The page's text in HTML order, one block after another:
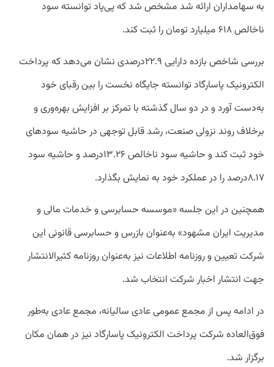
به سهامداران ارائه شد مشخص شد که پی‌پاد توانسته سود
ناخالص ۶۱۸ میلیارد تومان را ثبت کند.
بررسی شاخص بازده دارایی ۲۲.۹درصدی نشان می‌دهد که پرداخت
الکترونیک پاسارگاد توانسته جایگاه نخست را بین رقبای خود
به‌دست آورد و در دو سال گذشته با تمرکز بر افزایش بهره‌وری و
برخلاف روند نزولی صنعت، رشد قابل توجهی در حاشیه سودهای
خود ثبت کند و حاشیه سود ناخالص ۱۳.۲۶درصد و حاشیه سود
۸.۱۷درصد را در عملکرد خود به نمایش بگذارد.
همچنین در این جلسه «موسسه حسابرسی و خدمات مالی و
مدیریت ایران مشهود» به‌عنوان بازرس و حسابرسی قانونی این
شرکت تعیین و روزنامه اطلاعات نیز به‌عنوان روزنامه کثیرالانتشار
جهت انتشار اخبار شرکت انتخاب شد.
در ادامه پس از مجمع عمومی عادی سالیانه، مجمع عادی به‌طور
فوق‌العاده شرکت پرداخت الکترونیک پاسارگاد نیز در همان مکان
برگزار شد.